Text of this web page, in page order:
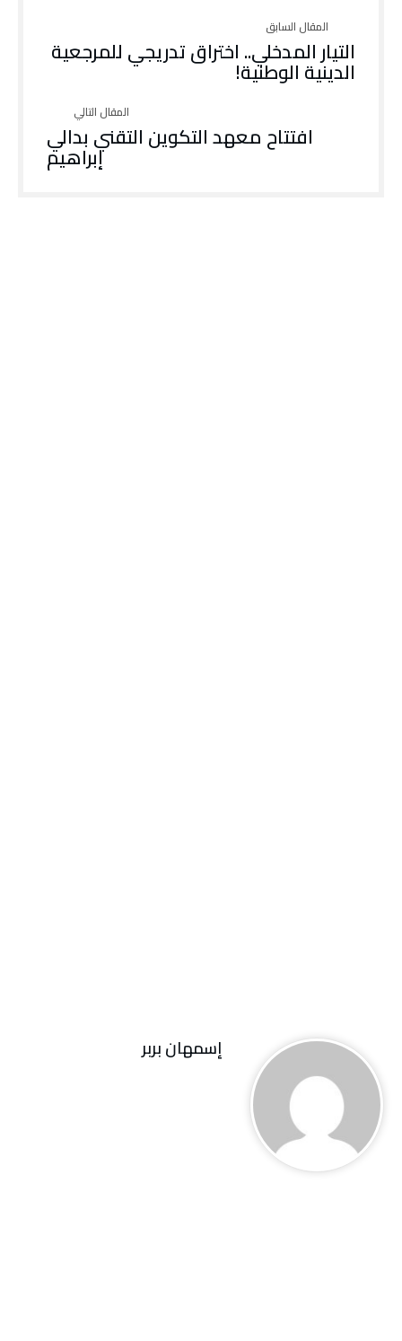
التيار المدخلي.. اختراق تدريجي للمرجعية
الدينية الوطنية!
افتتاح معهد التكوين التقني بدالي
إبراهيم
إسمهان بربر